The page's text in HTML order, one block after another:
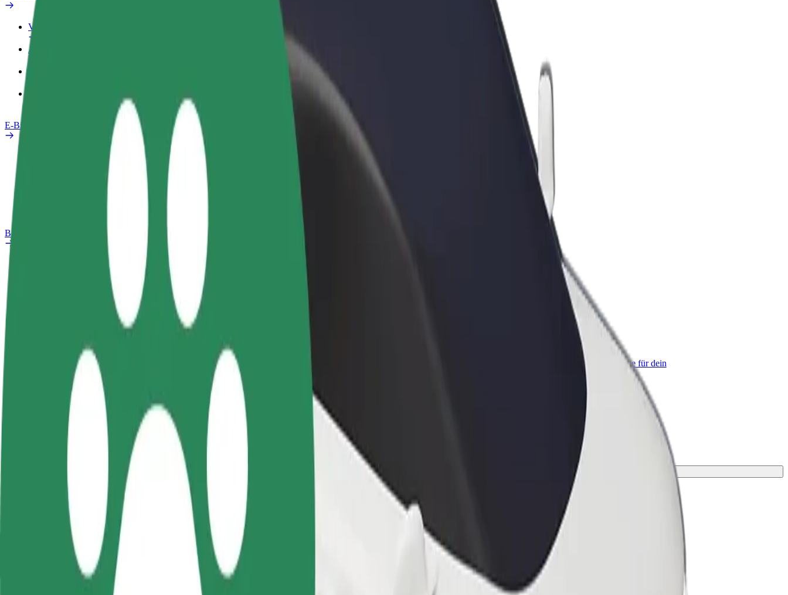
Vorteile
Arbeitsprofil
E-Bikes
Bolt Plus
Werde Fahrer:in
Erziele Umsatz nach deinen
Bedingungen
Liefere Essen und werde
Erreiche mehr Kund:innen und
Bolt for Business
Bolt Produkte und Bolt Dienste für dein
Unternehmen optimiert
Von Svinov,nádraží nach ZOO Ostrava kommen
Du möchtest von Svinov,nádraží nach ZOO Ostrava kommen? Entdecke unsere Services und finde das perfekte Angebot für deine Fahrt.
Hol dir die App
Svinov,nádraží
ZOO Ostrava
Komfort und Entspannung sind nur wenige Klicks entfernt!
Zuverlässige Fahrten in mittelgroßen Alltagsfahrzeugen.